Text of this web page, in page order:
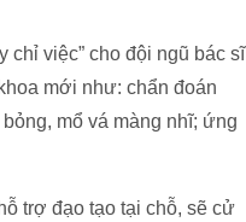
chỉ việc” cho đội ngũ bác sĩ
mới như: chẩn đoán
mổ vá màng nhĩ; ứng
trợ đạo tạo tại chỗ, sẽ cử